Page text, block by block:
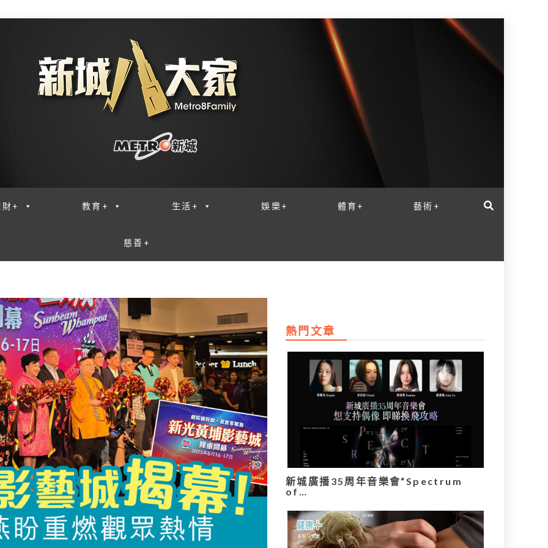
財+ 教育+ 生活+ 娛樂+ 體育+ 藝術+
慈善+
熱門文章
新城廣播35周年音樂會“Spectrum
of…